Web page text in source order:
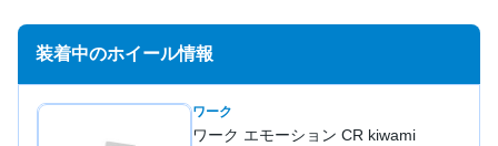
装着中のホイール情報
ワーク
ワーク エモーション CR kiwami